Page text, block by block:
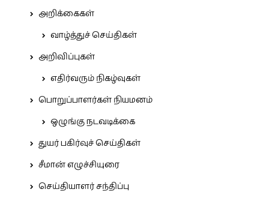
அறிக்கைகள்
வாழ்த்துச் செய்திகள்
அறிவிப்புகள்
எதிர்வரும் நிகழ்வுகள்
பொறுப்பாளர்கள் நியமனம்
ஒழுங்கு நடவடிக்கை
துயர் பகிர்வுச் செய்திகள்
சீமான் எழுச்சியுரை
செய்தியாளர் சந்திப்பு